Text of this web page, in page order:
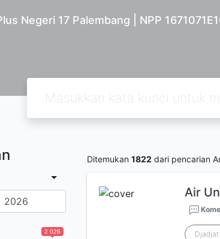
Negeri 17 Palembang | NPP
2 026
Ditemukan 1822 dari pencarian
Air
Djadjat